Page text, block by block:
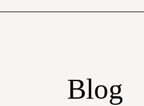
Blog